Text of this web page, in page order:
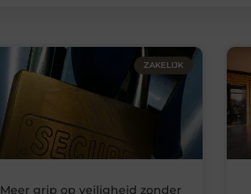
ZAKELIJK
Meer grip op veiligheid zonder